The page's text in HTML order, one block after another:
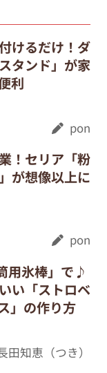
けるだけ！ダ
タンド」が家
利
pon
！セリア「粉
が想像以上に
pon
用氷棒」で♪
い「ストロベ
」の作り方
田知恵（つき）